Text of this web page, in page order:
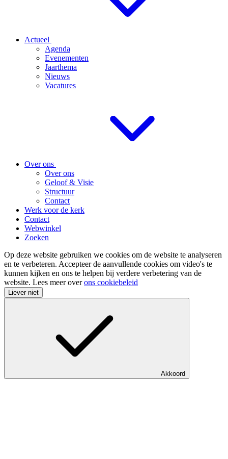
Actueel
Agenda
Evenementen
Jaarthema
Nieuws
Vacatures
Over ons
Over ons
Geloof & Visie
Structuur
Contact
Werk voor de kerk
Contact
Webwinkel
Zoeken
Op deze website gebruiken we cookies om de website te analyseren
en te verbeteren. Accepteer de aanvullende cookies om video's te
kunnen kijken en ons te helpen bij verdere verbetering van de
website. Lees meer overons cookiebeleid
Liever niet
Akkoord